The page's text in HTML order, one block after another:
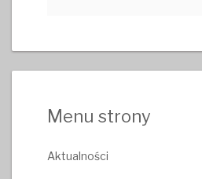
Menu strony
Aktualności